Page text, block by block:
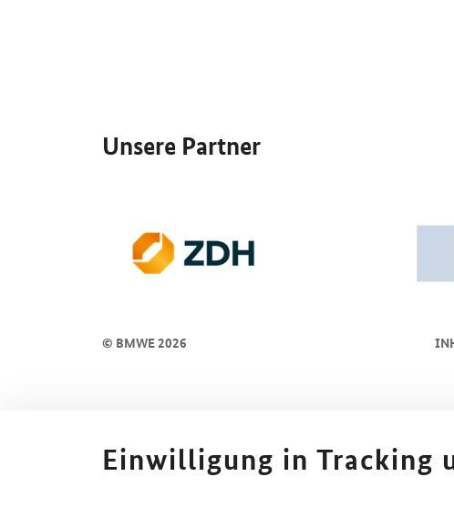
Unsere Partner
© BMWE 2026
Einwilligung in Tracking